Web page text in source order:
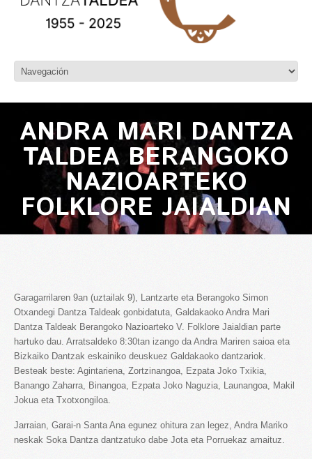
ANDRA MARI DANTZA
TALDEA BERANGOKO
NAZIOARTEKO
FOLKLORE JAIALDIAN
Garagarrilaren 9an (uztailak 9), Lantzarte eta Berangoko Simon
Otxandegi Dantza Taldeak gonbidatuta, Galdakaoko Andra Mari
Dantza Taldeak Berangoko Nazioarteko V. Folklore Jaialdian parte
hartuko dau. Arratsaldeko 8:30tan izango da Andra Mariren saioa eta
Bizkaiko Dantzak eskainiko deuskuez Galdakaoko dantzariok.
Besteak beste: Agintariena, Zortzinangoa, Ezpata Joko Txikia,
Banango Zaharra, Binangoa, Ezpata Joko Naguzia, Launangoa, Makil
Jokua eta Txotxongiloa.
Jarraian, Garai-n Santa Ana egunez ohitura zan legez, Andra Mariko
neskak Soka Dantza dantzatuko dabe Jota eta Porruekaz amaituz.